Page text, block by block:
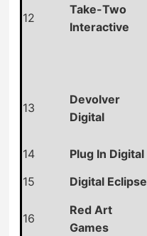
12
Take-Two
Interactive
13
Devolver
Digital
14
Plug In Digital
15
Digital Eclipse
16
Red Art
Games